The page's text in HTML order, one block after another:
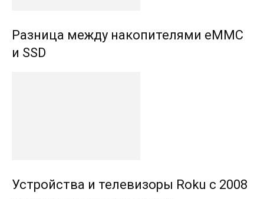
Разница между накопителями eMMC
и SSD
Устройства и телевизоры Roku с 2008